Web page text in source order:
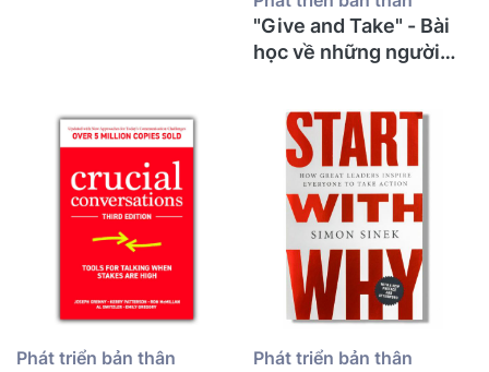
"Give and Take" - Bài
học về những người
Phát triển bản thân Phát triển bản thân